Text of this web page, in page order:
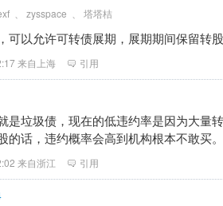
zysspace 塔塔桔
可以允许可转债展期，展期期间保留转
来自上海 引用
是垃圾债，现在的低违约率是因为大量
的话，违约概率会高到机构根本不敢买。
来自浙江 引用